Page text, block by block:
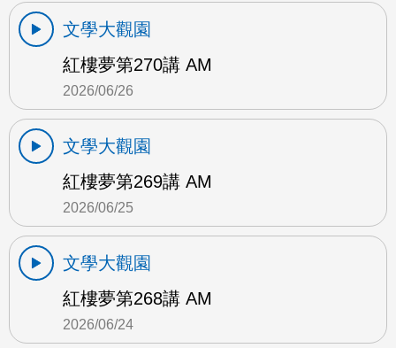
文學大觀園
紅樓夢第270講 AM
2026/06/26
文學大觀園
紅樓夢第269講 AM
2026/06/25
文學大觀園
紅樓夢第268講 AM
2026/06/24